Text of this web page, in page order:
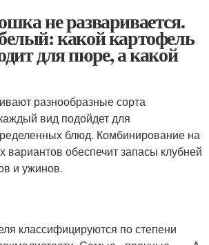
не разваривается.
какой картофель
для пюре, а какой
разнообразные сорта
вид подойдет для
блюд. Комбинирование на
вариантов обеспечит запасы клубней
и ужинов.
классифицируются по степени